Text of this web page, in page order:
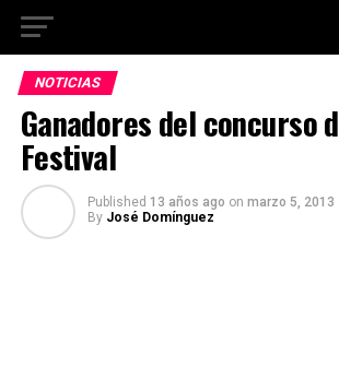
NOTICIAS
Ganadores del concurso
Festival
Published 13 años ago on marzo 5, 2013
By José Domínguez